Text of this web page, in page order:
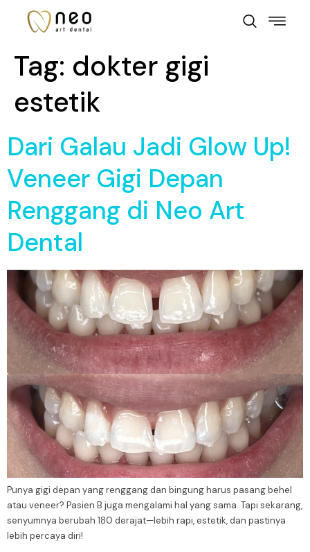
Tag: dokter gigi
estetik
Dari Galau Jadi Glow Up!
Veneer Gigi Depan
Renggang di Neo Art
Dental
Punya gigi depan yang renggang dan bingung harus pasang behel
atau veneer? Pasien B juga mengalami hal yang sama. Tapi sekarang,
senyumnya berubah 180 derajat—lebih rapi, estetik, dan pastinya
lebih percaya diri!